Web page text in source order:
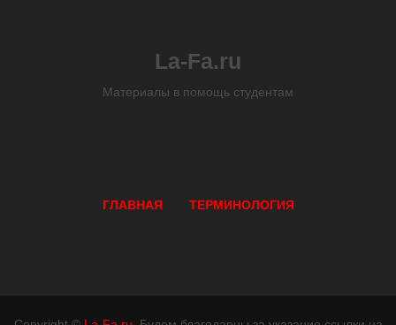
La-Fa.ru
Материалы в помощь студентам
ГЛАВНАЯ ТЕРМИНОЛОГИЯ